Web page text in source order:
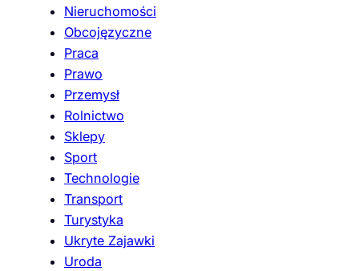
Nieruchomości
Obcojęzyczne
Praca
Prawo
Przemysł
Rolnictwo
Sklepy
Sport
Technologie
Transport
Turystyka
Ukryte Zajawki
Uroda